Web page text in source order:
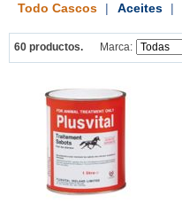
Todo Cascos | Aceites |
60 productos. Marca: